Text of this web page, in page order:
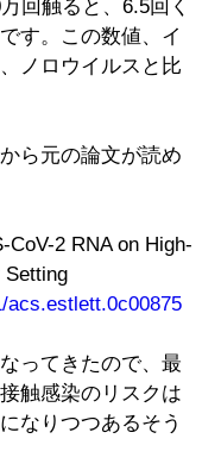
回触ると、6.5回く
す。この数値、イ
ノロウイルスと比
ら元の論文が読め
CoV-2 RNA on High-
Setting
acs.estlett.0c00875
ってきたので、最
触感染のリスクは
なりつつあるそう